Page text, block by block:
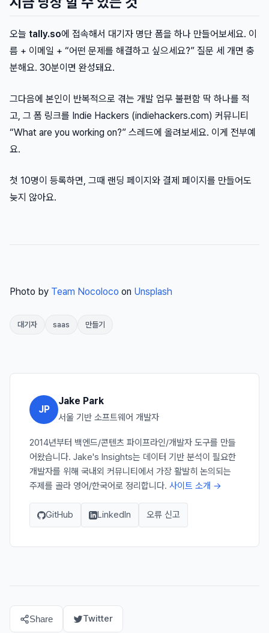
오늘 tally.so에 접속해서 대기자 명단 폼을 하나 만들어보세요. 이
름 + 이메일 + “어떤 문제를 해결하고 싶으세요?” 질문 세 개면 충
분해요. 30분이면 완성돼요.
그다음에 본인이 반복적으로 겪는 개발 업무 불편함 딱 하나를 적
고, 그 폼 링크를 Indie Hackers (indiehackers.com) 커뮤니티
“What are you working on?” 스레드에 올려보세요. 이게 전부예
요.
첫 10명이 등록하면, 그때 랜딩 페이지와 결제 페이지를 만들어도
늦지 않아요.
Photo by Team Nocoloco on Unsplash
대기자 saas 만들기
JP
Jake Park
서울 기반 소프트웨어 개발자
2014년부터 백엔드/콘텐츠 파이프라인/개발자 도구를 만들
어왔습니다. Jake's Insights는 데이터 기반 분석이 필요한
개발자를 위해 국내외 커뮤니티에서 가장 활발히 논의되는
주제를 골라 영어/한국어로 정리합니다. 사이트 소개 →
GitHub LinkedIn 오류 신고
Share Twitter